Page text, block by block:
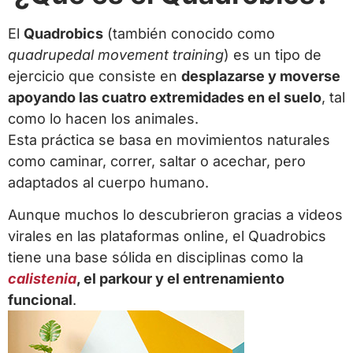
El Quadrobics (también conocido como
quadrupedal movement training) es un tipo de
ejercicio que consiste en desplazarse y moverse
apoyando las cuatro extremidades en el suelo, tal
como lo hacen los animales.
Esta práctica se basa en movimientos naturales
como caminar, correr, saltar o acechar, pero
adaptados al cuerpo humano.
Aunque muchos lo descubrieron gracias a videos
virales en las plataformas online, el Quadrobics
tiene una base sólida en disciplinas como la
calistenia, el parkour y el entrenamiento
funcional.